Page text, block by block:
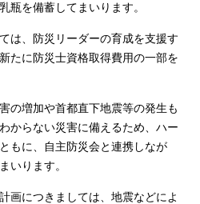
瓶を備蓄してまいります。
は、防災リーダーの育成を支援す
たに防災士資格取得費用の一部を
の増加や首都直下地震等の発生も
からない災害に備えるため、ハー
もに、自主防災会と連携しなが
いります。
画につきましては、地震などによ